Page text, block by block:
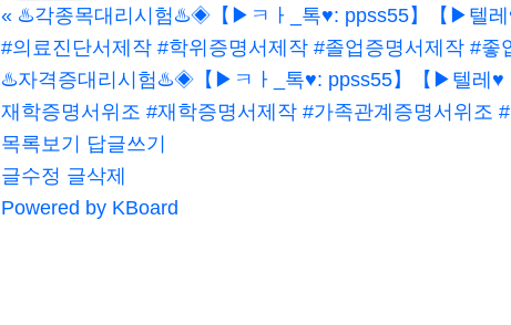
« ♨️각종목대리시험♨️◈【▶ㅋㅏ_톡♥: ppss55】【▶텔
#의료진단서제작 #학위증명서제작 #졸업증명서제작 #
♨️자격증대리시험♨️◈【▶ㅋㅏ_톡♥: ppss55】【▶텔레
재학증명서위조 #재학증명서제작 #가족관계증명서위조
목록보기
답글쓰기
글수정 글삭제
Powered by KBoard